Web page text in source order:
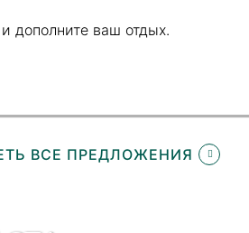
дополните ваш отдых.
ВСЕ ПРЕДЛОЖЕНИЯ